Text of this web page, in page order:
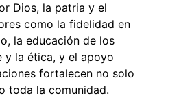
Dios, la patria y el
como la fidelidad en
la educación de los
y la ética, y el apoyo
fortalecen no solo
toda la comunidad.